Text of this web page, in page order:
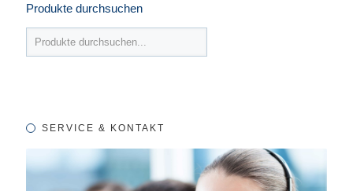
Produkte durchsuchen
SERVICE & KONTAKT